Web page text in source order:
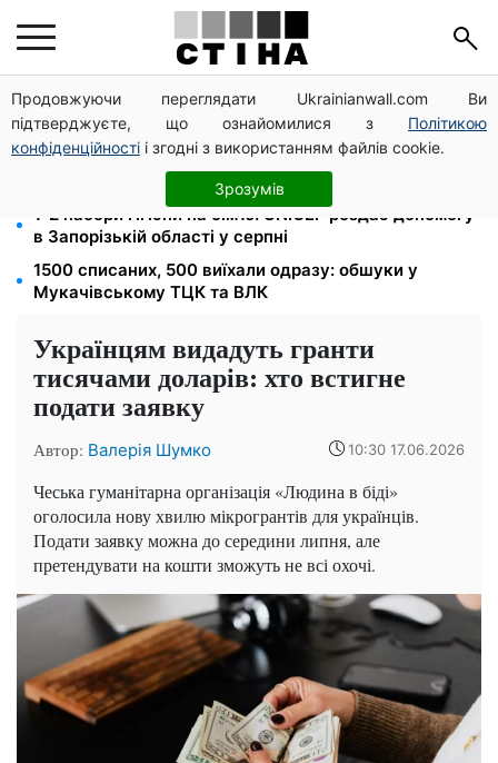
Продовжуючи переглядати Ukrainianwall.com Ви
підтверджуєте, що ознайомилися з Політикою
конфіденційності і згодні з використанням файлів cookie.
Зрозумів
Міст Метро частково перекриють 7-10 серпня:
водіям Києва радять планувати об'їзд
Депо Укрпошти знищено в Павлограді: двоє
загиблих, доставку пенсій відновлять резервом
1-2 набори гігієни на сім'ю: UNICEF роздає допомогу
в Запорізькій області у серпні
1500 списаних, 500 виїхали одразу: обшуки у
Мукачівському ТЦК та ВЛК
Українцям видадуть гранти
тисячами доларів: хто встигне
подати заявку
Автор: Валерія Шумко 10:30 17.06.2026
Чеська гуманітарна організація «Людина в біді»
оголосила нову хвилю мікрогрантів для українців.
Подати заявку можна до середини липня, але
претендувати на кошти зможуть не всі охочі.